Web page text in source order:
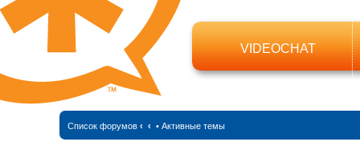
VIDEOCHAT
Список форумов ‹ ‹ • Активные темы